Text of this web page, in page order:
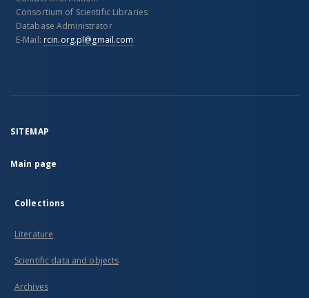
Consortium of Scientific Libraries
Database Administrator
E-Mail: rcin.org.pl@gmail.com
SITEMAP
Main page
Collections
Literature
Scientific data and objects
Archives